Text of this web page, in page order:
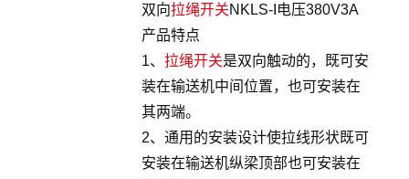
双向拉绳开关NKLS-I电压380V3A
产品特点
1、 拉绳开关是双向触动的，既可安
装在输送机中间位置，也可安装在
其两端。
2、通用的安装设计使拉线形状既可
安装在输送机纵梁顶部也可安装在